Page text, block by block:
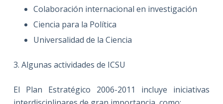
Colaboración internacional en investigación
Ciencia para la Política
Universalidad de la Ciencia
3. Algunas actividades de ICSU
El Plan Estratégico 2006-2011 incluye iniciativas